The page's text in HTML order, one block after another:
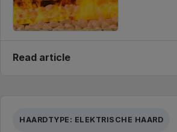
Read article
HAARDTYPE: ELEKTRISCHE HAARD